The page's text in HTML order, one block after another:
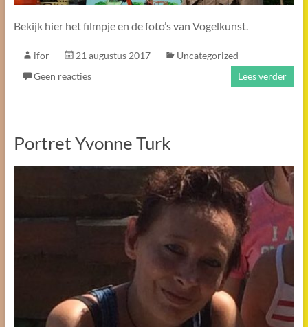
Bekijk hier het filmpje en de foto’s van Vogelkunst.
ifor 21 augustus 2017
Uncategorized
Geen reacties
Lees verder
Portret Yvonne Turk